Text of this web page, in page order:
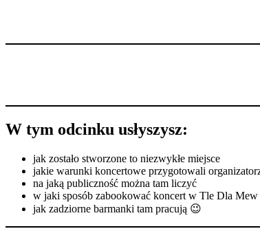
W tym odcinku usłyszysz:
jak zostało stworzone to niezwykłe miejsce
jakie warunki koncertowe przygotowali
na jaką publiczność można tam liczyć
w jaki sposób zabookować koncert w Tle Dla Mew
jak zadziorne barmanki tam pracują 😉